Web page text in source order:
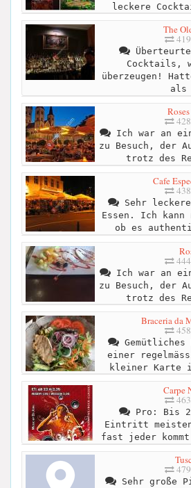
leckere
The
Cocktails,
überzeugen!
Ich war an
zu Besuch, der
trotz des
Cafe
Sehr
Essen. Ich
ob es
Ich war an
zu Besuch, der
trotz des
Braceria da
Gemütliches
einer
kleiner Karte
Carpe
Pro: Bis
Eintritt
fast jeder
Sehr große